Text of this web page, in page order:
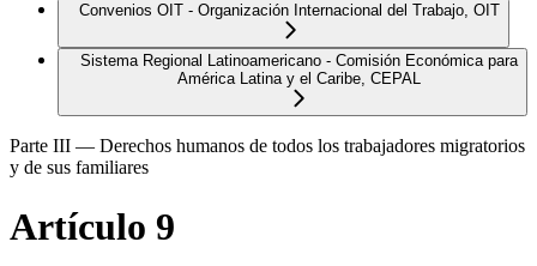
Convenios OIT - Organización Internacional del Trabajo, OIT
Sistema Regional Latinoamericano - Comisión Económica para
América Latina y el Caribe, CEPAL
Parte III — Derechos humanos de todos los trabajadores migratorios
y de sus familiares
Artículo 9